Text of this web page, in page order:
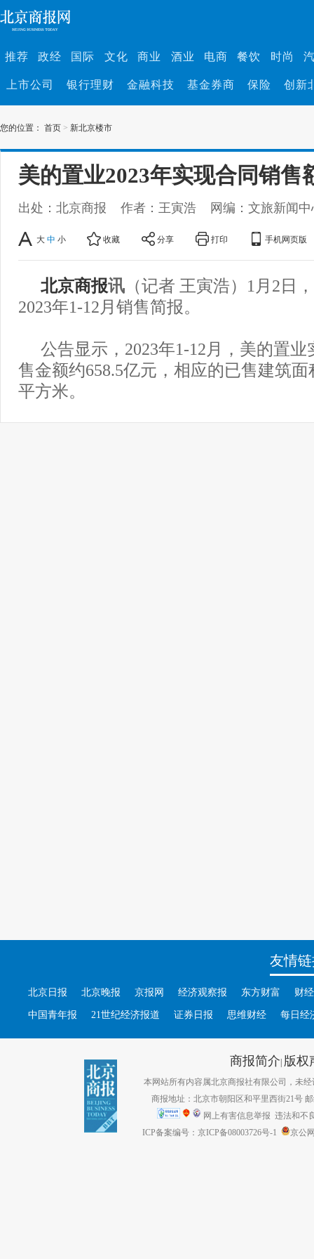
推荐 政经 国际 文化 商业 酒业 电商 餐饮 时尚
上市公司 银行理财 金融科技 基金券商 保险 创新
您的位置： 首页 > 新北京楼市
美的置业2023年实现合同销售
出处：北京商报 作者：王寅浩 网编：文旅新闻中
大 中 小 收藏 分享 打印 手机网页版
北京商报讯 （记者 王寅浩）1月2日
2023年1-12月销售简报。
公告显示，2023年1-12月，美的置
售金额约658.5亿元，相应的已售建筑面
平方米。
友情
北京日报 北京晚报 京报网 经济观察报 东方财富 财
中国青年报 21世纪经济报道 证券日报 思维财经 每日经
商报简介| 版权
本网站所有内容属北京商报社有限公司，未经
商报地址：北京市朝阳区和平里西街21号
网上有害信息举报 违法和不
ICP备案编号：京ICP备08003726号-1
京公